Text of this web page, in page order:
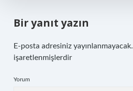
Bir yanıt yazın
E-posta adresiniz yayınlanmayacak.
işaretlenmişlerdir
Yorum